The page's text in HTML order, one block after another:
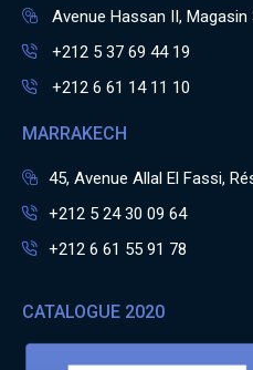
Avenue Hassan II, Magasin
+212 5 37 69 44 19
+212 6 61 14 11 10
MARRAKECH
45, Avenue Allal El Fassi,
+212 5 24 30 09 64
+212 6 61 55 91 78
CATALOGUE 2020